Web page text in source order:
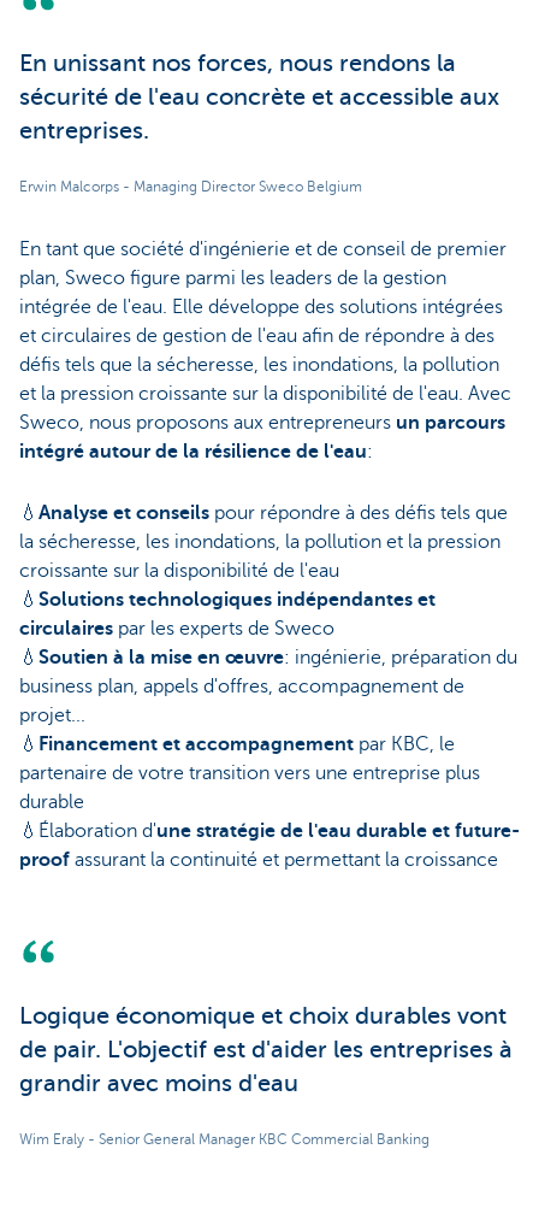
En unissant nos forces, nous rendons la
sécurité de l'eau concrète et accessible aux
entreprises.
Erwin Malcorps - Managing Director Sweco Belgium
En tant que société d'ingénierie et de conseil de premier
plan, Sweco figure parmi les leaders de la gestion
intégrée de l'eau. Elle développe des solutions intégrées
et circulaires de gestion de l'eau afin de répondre à des
défis tels que la sécheresse, les inondations, la pollution
et la pression croissante sur la disponibilité de l'eau. Avec
Sweco, nous proposons aux entrepreneurs un parcours
intégré autour de la résilience de l'eau:
💧 Analyse et conseils pour répondre à des défis tels que
la sécheresse, les inondations, la pollution et la pression
croissante sur la disponibilité de l'eau
💧 Solutions technologiques indépendantes et
circulaires par les experts de Sweco
💧 Soutien à la mise en œuvre: ingénierie, préparation du
business plan, appels d'offres, accompagnement de
projet...
💧 Financement et accompagnement par KBC, le
partenaire de votre transition vers une entreprise plus
durable
💧Élaboration d'une stratégie de l'eau durable et future-
proof assurant la continuité et permettant la croissance
Logique économique et choix durables vont
de pair. L'objectif est d'aider les entreprises à
grandir avec moins d'eau
Wim Eraly - Senior General Manager KBC Commercial Banking